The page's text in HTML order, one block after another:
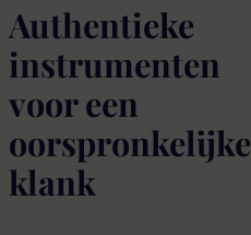
Authentieke
instrumenten
voor een
oorspronkelijke
klank